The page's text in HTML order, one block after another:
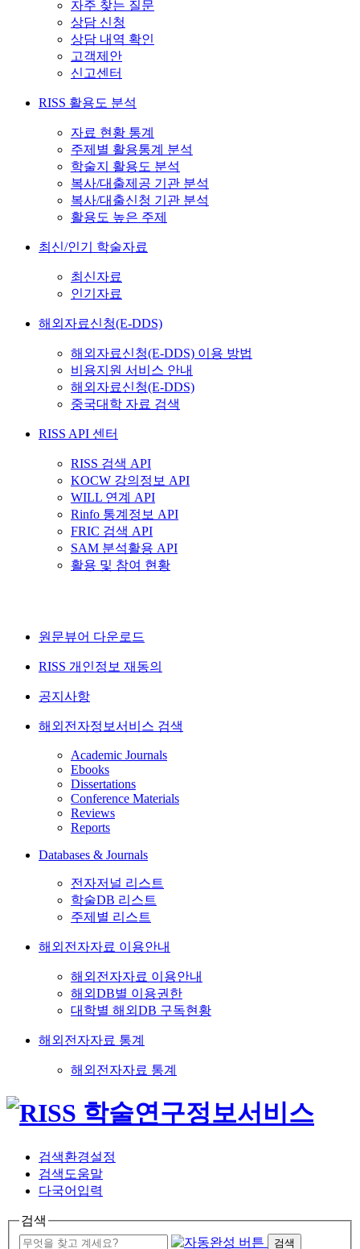
자주 찾는 질문
상담 신청
상담 내역 확인
고객제안
신고센터
RISS 활용도 분석
자료 현황 통계
주제별 활용통계 분석
학술지 활용도 분석
복사/대출제공 기관 분석
복사/대출신청 기관 분석
활용도 높은 주제
최신/인기 학술자료
최신자료
인기자료
해외자료신청(E-DDS)
해외자료신청(E-DDS) 이용 방법
비용지원 서비스 안내
해외자료신청(E-DDS)
중국대학 자료 검색
RISS API 센터
RISS 검색 API
KOCW 강의정보 API
WILL 연계 API
Rinfo 통계정보 API
FRIC 검색 API
SAM 분석활용 API
활용 및 참여 현황
원문뷰어 다운로드
RISS 개인정보 재동의
공지사항
해외전자정보서비스 검색
Academic Journals
Ebooks
Dissertations
Conference Materials
Reviews
Reports
Databases & Journals
전자저널 리스트
학술DB 리스트
주제별 리스트
해외전자자료 이용안내
해외전자자료 이용안내
해외DB별 이용권한
대학별 해외DB 구독현황
해외전자자료 통계
해외전자자료 통계
검색환경설정
검색도움말
다국어입력
검색
검색